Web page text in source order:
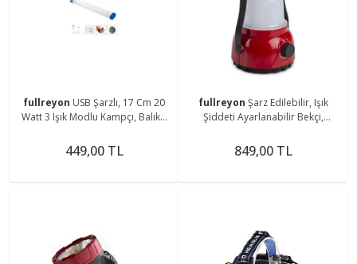
fullreyon USB Şarzlı, 17 Cm 20
Watt 3 Işık Modlu Kampçı, Balıkçı
Magnetli Aplik
449,00 TL
fullreyon Şarz Edilebilir, Işık
Şiddeti Ayarlanabilir Bekçi,
Aparatlı Fener
849,00 TL